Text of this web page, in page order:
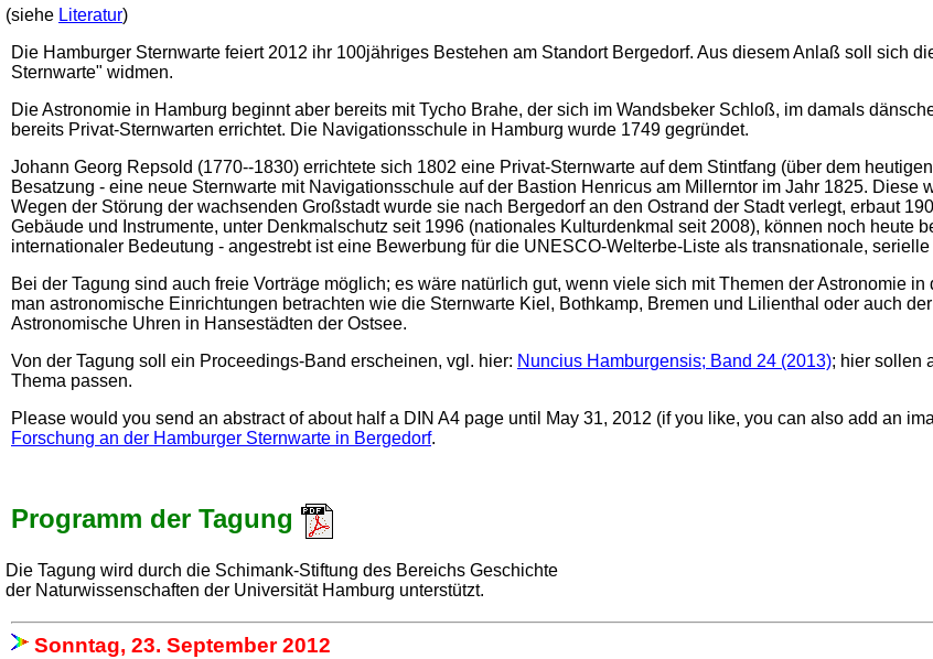
(siehe Literatur)
Die Hamburger Sternwarte feiert 2012 ihr 100jähriges Bestehen am Standort Bergedorf. Aus diesem Anlaß soll sich
Sternwarte" widmen.
Die Astronomie in Hamburg beginnt aber bereits mit Tycho Brahe, der sich im Wandsbeker Schloß, im damals
bereits Privat-Sternwarten errichtet. Die Navigationsschule in Hamburg wurde 1749 gegründet.
Johann Georg Repsold (1770--1830) errichtete sich 1802 eine Privat-Sternwarte auf dem Stintfang (über dem
Besatzung - eine neue Sternwarte mit Navigationsschule auf der Bastion Henricus am Millerntor im Jahr 1825. Diese
Wegen der Störung der wachsenden Großstadt wurde sie nach Bergedorf an den Ostrand der Stadt verlegt, erbaut
Gebäude und Instrumente, unter Denkmalschutz seit 1996 (nationales Kulturdenkmal seit 2008), können noch heute
internationaler Bedeutung - angestrebt ist eine Bewerbung für die UNESCO-Welterbe-Liste als transnationale,
Bei der Tagung sind auch freie Vorträge möglich; es wäre natürlich gut, wenn viele sich mit Themen der Astronomie
man astronomische Einrichtungen betrachten wie die Sternwarte Kiel, Bothkamp, Bremen und Lilienthal oder auch
Astronomische Uhren in Hansestädten der Ostsee.
Von der Tagung soll ein Proceedings-Band erscheinen, vgl. hier: Nuncius Hamburgensis; Band 24 (2013); hier sollen
Thema passen.
Please would you send an abstract of about half a DIN A4 page until May 31, 2012 (if you like, you can also add an
Forschung an der Hamburger Sternwarte in Bergedorf.
Programm der Tagung
Die Tagung wird durch die Schimank-Stiftung des Bereichs Geschichte
der Naturwissenschaften der Universität Hamburg unterstützt.
Sonntag, 23. September 2012